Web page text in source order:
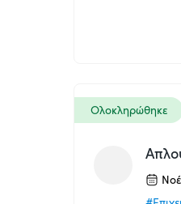
Ολοκληρώθηκε